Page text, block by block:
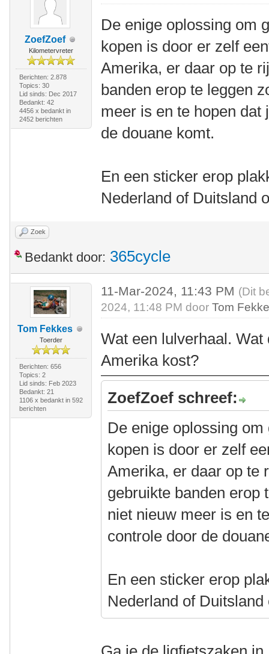
ZoefZoef
Kilometervreter
Berichten: 2.878
Topics: 30
Lid sinds: Dec 2017
Bedankt: 42
4456 x bedankt in
2452 berichten
De enige oplossing om
kopen is door er zelf
Amerika, er daar op te
banden erop te leggen
meer is en te hopen dat
de douane komt.
En een sticker erop
Nederland of Duitsland
Zoek
Bedankt door: 365cycle
Tom Fekkes
Toerder
Berichten: 656
Topics: 2
Lid sinds: Feb 2023
Bedankt: 21
1106 x bedankt in 592
berichten
11-Mar-2024, 11:43 PM (Dit
2024, 11:48 PM doorTom
Wat een lulverhaal.
Amerika kost?
ZoefZoef schreef:
De enige oplossing
kopen is door er zelf
Amerika, er daar op te
gebruikte banden
niet nieuw meer is en
controle door de
En een sticker erop
Nederland of